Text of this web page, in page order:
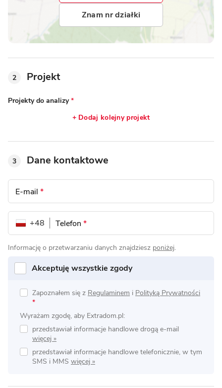
Znam nr działki
2 Projekt
Projekty do analizy *
+ Dodaj kolejny projekt
3 Dane kontaktowe
E-mail *
Telefon *
+48
Informację o przetwarzaniu danych znajdziesz poniżej.
Akceptuję wszystkie zgody
Zapoznałem się z Regulaminem i Polityką Prywatności
*
Wyrażam zgodę, aby Extradom.pl:
przedstawiał informacje handlowe drogą e-mail
przedstawiał informacje handlowe telefonicznie, w tym
SMS i MMS